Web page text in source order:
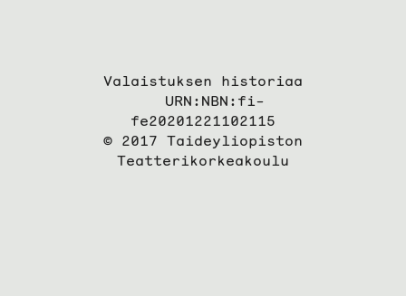
Valaistuksen historiaa
URN:NBN:fi-
fe20201221102115
© 2017 Taideyliopiston
Teatterikorkeakoulu